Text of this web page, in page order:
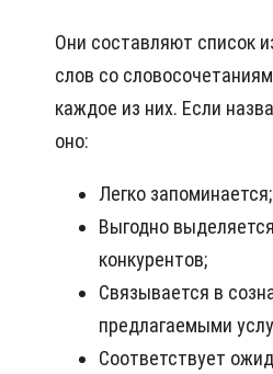
Они составляют список
слов со
каждое из них. Если
оно:
Легко запоминается;
Выгодно
конкурентов;
Связывается в
предлагаемыми
Соответствует